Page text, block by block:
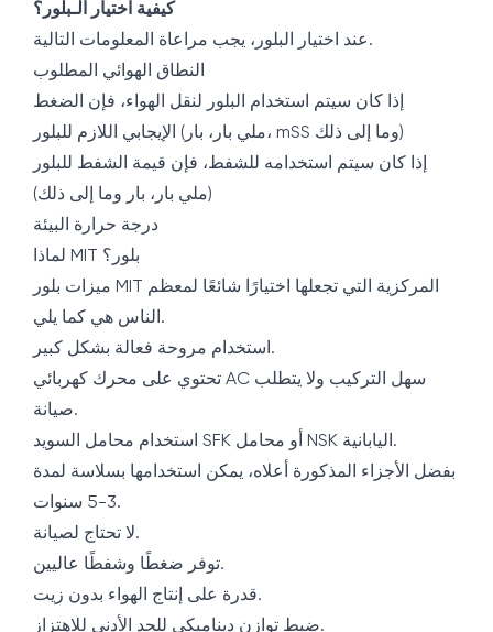
كيفية اختيار الـبلور؟
عند اختيار البلور، يجب مراعاة المعلومات التالية.
النطاق الهوائي المطلوب
إذا كان سيتم استخدام البلور لنقل الهواء، فإن الضغط
الإيجابي اللازم للبلور (ملي بار، بار، mSS وما إلى ذلك)
إذا كان سيتم استخدامه للشفط، فإن قيمة الشفط للبلور
(ملي بار، بار وما إلى ذلك)
درجة حرارة البيئة
لماذا MIT بلور؟
ميزات بلور MIT المركزية التي تجعلها اختيارًا شائعًا لمعظم
الناس هي كما يلي.
استخدام مروحة فعالة بشكل كبير.
تحتوي على محرك كهربائي AC سهل التركيب ولا يتطلب
صيانة.
استخدام محامل السويد SFK أو محامل NSK اليابانية.
بفضل الأجزاء المذكورة أعلاه، يمكن استخدامها بسلاسة لمدة
3-5 سنوات.
لا تحتاج لصيانة.
توفر ضغطًا وشفطًا عاليين.
قدرة على إنتاج الهواء بدون زيت.
ضبط توازن ديناميكي للحد الأدنى للاهتزاز.